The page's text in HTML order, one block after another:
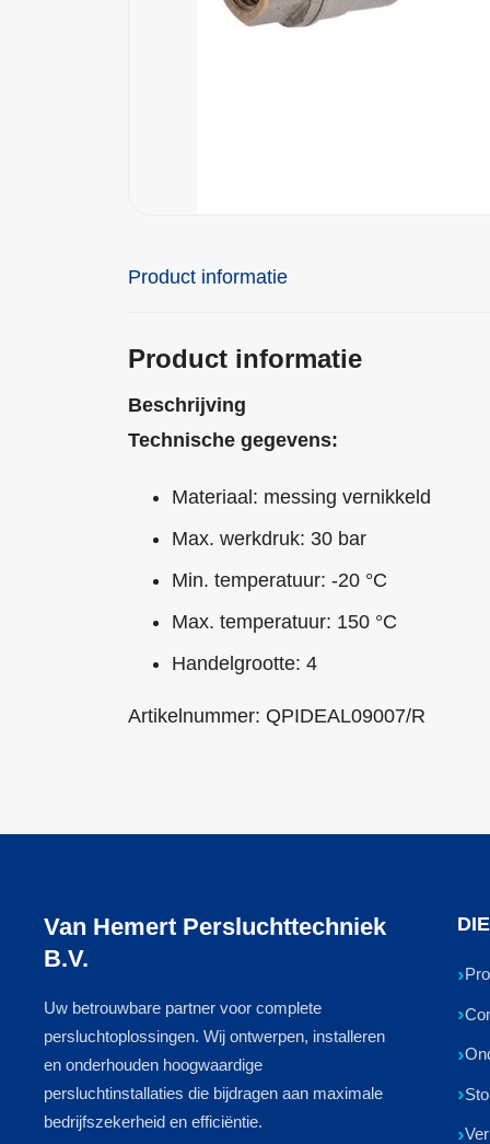
Product informatie
Product informatie
Beschrijving
Technische gegevens:
Materiaal: messing vernikkeld
Max. werkdruk: 30 bar
Min. temperatuur: -20 °C
Max. temperatuur: 150 °C
Handelgrootte: 4
Artikelnummer: QPIDEAL09007/R
Van Hemert Persluchttechniek
B.V.
Uw betrouwbare partner voor complete
persluchtoplossingen. Wij ontwerpen, installeren
en onderhouden hoogwaardige
persluchtinstallaties die bijdragen aan maximale
bedrijfszekerheid en efficiëntie.